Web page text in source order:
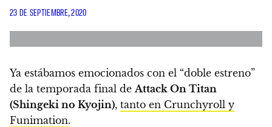
23 DE SEPTIEMBRE, 2020
Ya estábamos emocionados con el “doble estreno”
de la temporada final de Attack On Titan
(Shingeki no Kyojin), tanto en Crunchyroll y
Funimation.